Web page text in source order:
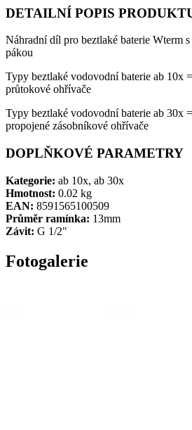
DETAILNÍ POPIS
Náhradní díl pro beztlaké baterie Wterm
pákou
Typy beztlaké vodovodní baterie ab 10x
průtokové ohřívače
Typy beztlaké vodovodní baterie ab 30x
propojené zásobníkové ohřívače
DOPLŇKOVÉ PARAMETRY
Kategorie: ab 10x, ab 30x
Hmotnost: 0.02 kg
EAN: 8591565100509
Průměr ramínka: 13mm
Závit: G 1/2"
Fotogalerie